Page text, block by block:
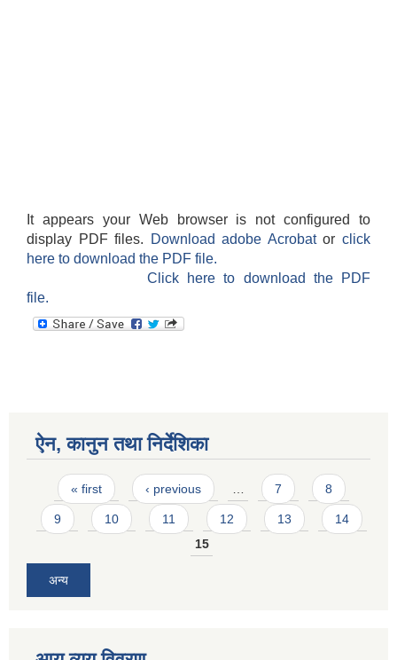
It appears your Web browser is not configured to
display PDF files.
Download adobe Acrobatorclick
here to download the PDF file.
Click here to download the PDF
file.
ऐन, कानुन तथा निर्देशिका
Pages
« first ‹ previous … 7 8
9 10 11 12 13
14
15
अन्य